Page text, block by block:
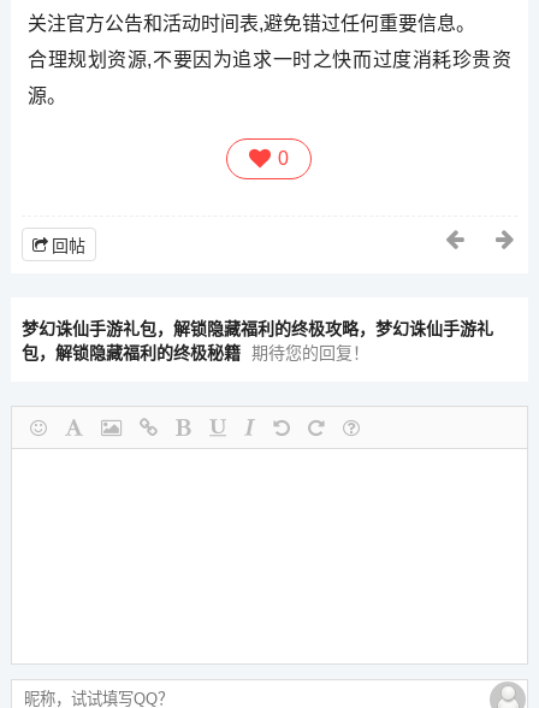
关注官方公告和活动时间表,避免错过任何重要信息。
合理规划资源,不要因为追求一时之快而过度消耗珍贵资
源。
0
回帖
梦幻诛仙手游礼包，解锁隐藏福利的终极攻略，梦幻诛仙手游礼
包，解锁隐藏福利的终极秘籍 期待您的回复！